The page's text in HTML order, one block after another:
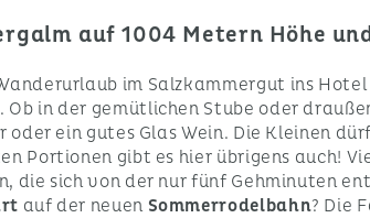
auf 1004 Metern Höhe
im Salzkammergut ins
. Ob in der gemütlichen Stube oder
oder ein gutes Glas Wein. Die Kleinen
Portionen gibt es hier übrigens auch!
die sich von der nur fünf Gehminuten
auf der neuen Sommerrodelbahn? Die